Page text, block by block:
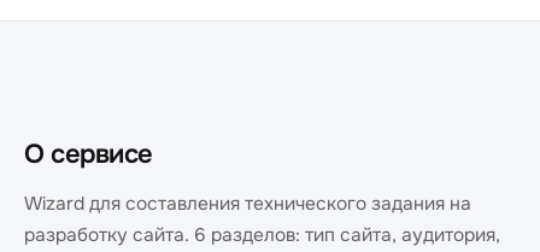
О сервисе
Wizard для составления технического задания на
разработку сайта. 6 разделов: тип сайта, аудитория,